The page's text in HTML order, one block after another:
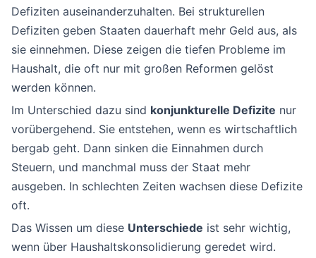
Defiziten auseinanderzuhalten. Bei strukturellen
Defiziten geben Staaten dauerhaft mehr Geld aus, als
sie einnehmen. Diese zeigen die tiefen Probleme im
Haushalt, die oft nur mit großen Reformen gelöst
werden können.
Im Unterschied dazu sind konjunkturelle Defizite nur
vorübergehend. Sie entstehen, wenn es wirtschaftlich
bergab geht. Dann sinken die Einnahmen durch
Steuern, und manchmal muss der Staat mehr
ausgeben. In schlechten Zeiten wachsen diese Defizite
oft.
Das Wissen um diese Unterschiede ist sehr wichtig,
wenn über Haushaltskonsolidierung geredet wird.